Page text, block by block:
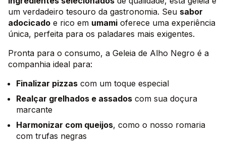
um verdadeiro tesouro da gastronomia. Seu sabor
adocicado e rico em umami oferece uma experiência
única, perfeita para os paladares mais exigentes.
Pronta para o consumo, a Geleia de Alho Negro é a
companhia ideal para:
Finalizar pizzas com um toque especial
Realçar grelhados e assados com sua doçura
marcante
Harmonizar com queijos, como o nosso romaria
com trufas negras